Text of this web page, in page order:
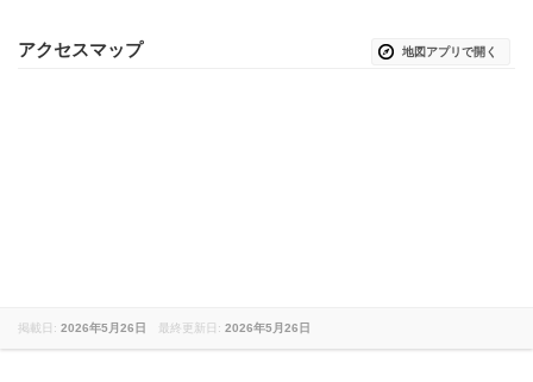
アクセスマップ 地図アプリで開く
掲載日: 2026年5月26日 最終更新日: 2026年5月26日